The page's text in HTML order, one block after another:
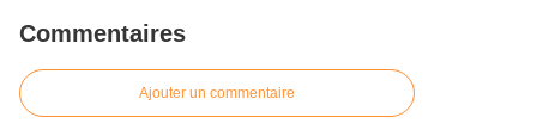
Commentaires
Ajouter un commentaire